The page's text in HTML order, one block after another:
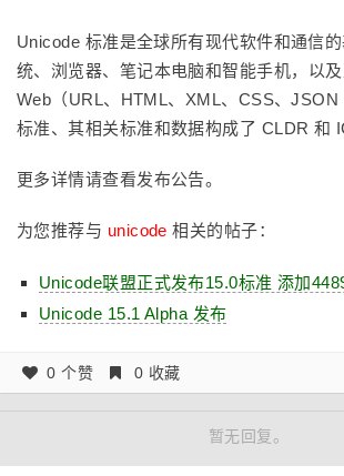
Unicode 标准是全球所有现代软件和通信
统、浏览器、笔记本电脑和智能手机，以
Web（URL、HTML、XML、CSS、JSON
标准、其相关标准和数据构成了 CLDR 和
更多详情请查看发布公告。
为您推荐与 unicode 相关的帖子：
Unicode联盟正式发布15.0标准 添加
Unicode 15.1 Alpha 发布
0 个赞 0 收藏
暂无回复。